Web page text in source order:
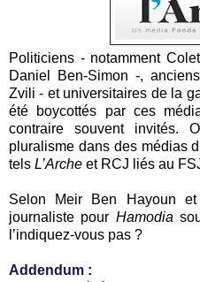
Politiciens - notamment
Daniel Ben-Simon -,
Zvili - et universitaires de la
été boycottés par ces
contraire souvent invités.
pluralisme dans des médias
tels L’Arche et RCJ liés au
Selon Meir Ben Hayoun
journaliste pour Hamodia
l’indiquez-vous pas ?
Addendum :